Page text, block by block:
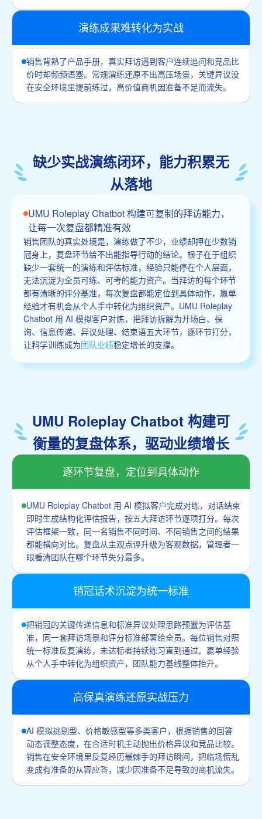
演练成果难转化为实战
销售背熟了产品手册，真实拜访遇到客户连续追问和竞品比
价时却频频语塞。常规演练还原不出高压场景，关键异议没
在安全环境里提前练过，高价值商机因准备不足而流失。
缺少实战演练闭环，能力积累无
从落地
UMU Roleplay Chatbot 构建可复制的拜访能力，
让每一次复盘都精准有效
销售团队的真实处境是，演练做了不少，业绩却押在少数销
冠身上，复盘环节给不出能指导行动的结论。根子在于组织
缺少一套统一的演练和评估标准，经验只能停在个人层面，
无法沉淀为全员可练、可考的能力资产。当拜访的每个环节
都有清晰的评分基准，每次复盘都能定位到具体动作，赢单
经验才有机会从个人手中转化为组织资产。UMU Roleplay
Chatbot 用 AI 模拟客户对练，把拜访拆解为开场白、探
询、信息传递、异议处理、结束语五大环节，逐环节打分，
让科学训练成为团队业绩稳定增长的支撑。
UMU Roleplay Chatbot 构建可
衡量的复盘体系，驱动业绩增长
逐环节复盘，定位到具体动作
UMU Roleplay Chatbot 用 AI 模拟客户完成对练，对话结束
即时生成结构化评估报告，按五大拜访环节逐项打分。每次
评估框架一致，同一名销售不同时间、不同销售之间的结果
都能横向对比。复盘从主观点评升级为客观数据，管理者一
眼看清团队在哪个环节失分最多。
销冠话术沉淀为统一标准
把销冠的关键传递信息和标准异议处理思路预置为评估基
准，同一套拜访场景和评分标准部署给全员。每位销售对照
统一标准反复演练，未达标者持续练习直到通过。赢单经验
从个人手中转化为组织资产，团队能力基线整体抬升。
高保真演练还原实战压力
AI 模拟挑剔型、价格敏感型等多类客户，根据销售的回答
动态调整态度，在合适时机主动抛出价格异议和竞品比较。
销售在安全环境里反复经历最棘手的拜访瞬间，把临场慌乱
变成有准备的从容应答，减少因准备不足导致的商机流失。